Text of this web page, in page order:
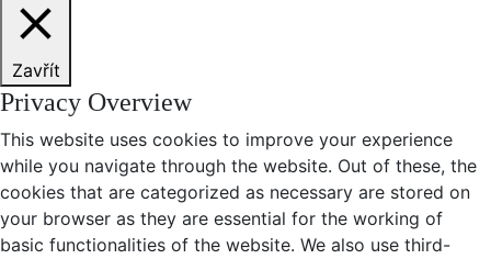
Zavřít
Privacy Overview
This website uses cookies to improve your experience
while you navigate through the website. Out of these, the
cookies that are categorized as necessary are stored on
your browser as they are essential for the working of
basic functionalities of the website. We also use third-